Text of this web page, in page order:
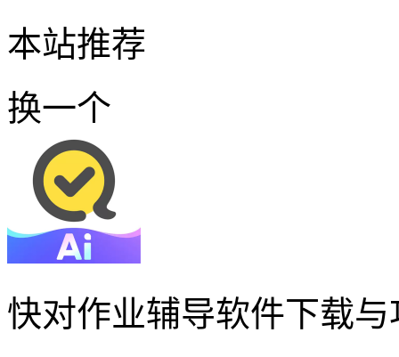
本站推荐
换一个
快对作业辅导软件下载